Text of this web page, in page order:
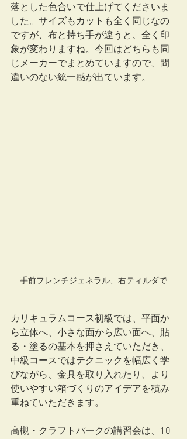
落とした色合いで仕上げてくださいま
した。サイズもカットも全く同じなの
ですが、布と持ち手が違うと、全く印
象が変わりますね。今回はどちらも同
じメーカーでまとめていますので、間
違いのない統一感が出ています。
手前フレンチジェネラル、右ティルダで
カリキュラムコース初級では、平面か
ら立体へ、小さな面から広い面へ、貼
る・塗るの基本を押さえていただき、
中級コースではテクニックを幅広く学
びながら、金具を取り入れたり、より
使いやすい箱づくりのアイデアを積み
重ねていただきます。
高槻・クラフトパークの講習会は、10